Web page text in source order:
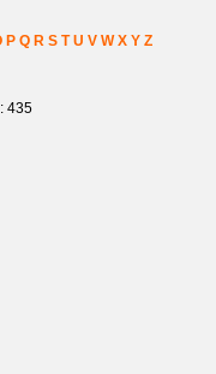
P Q R S T U V W X Y Z
435